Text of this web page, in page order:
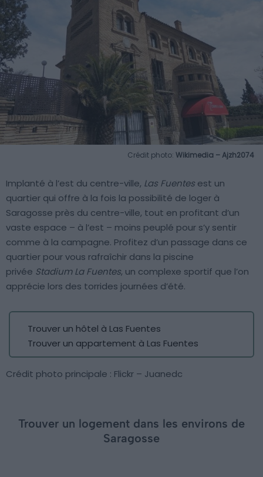
Crédit photo: Wikimedia – Ajzh2074
Implanté à l’est du centre-ville, Las Fuentes est un
quartier qui offre à la fois la possibilité de loger à
Saragosse près du centre-ville, tout en profitant d’un
vaste espace – à l’est – moins peuplé pour s’y sentir
comme à la campagne. Profitez d’un passage dans ce
quartier pour vous rafraîchir dans la piscine
privée Stadium La Fuentes, un complexe sportif que l’on
apprécie lors des torrides journées d’été.
Trouver un hôtel à Las Fuentes
Trouver un appartement à Las Fuentes
Crédit photo principale : Flickr – Juanedc
Trouver un logement dans les environs de
Saragosse